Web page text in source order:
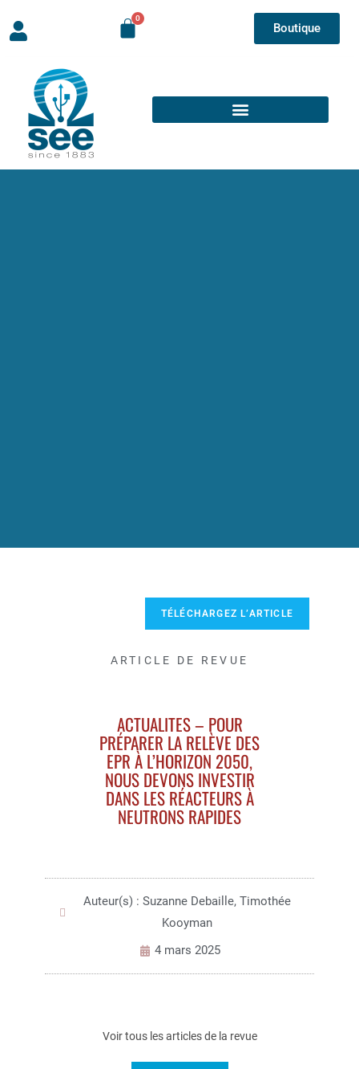
Boutique
TÉLÉCHARGEZ L’ARTICLE
ARTICLE DE REVUE
ACTUALITES – POUR
PRÉPARER LA RELÈVE DES
EPR À L’HORIZON 2050,
NOUS DEVONS INVESTIR
DANS LES RÉACTEURS À
NEUTRONS RAPIDES
Auteur(s) : Suzanne Debaille, Timothée
Kooyman
4 mars 2025
Voir tous les articles de la revue